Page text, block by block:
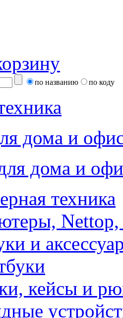
по названию по коду
дома и
дома и
техника
и
кейсы и